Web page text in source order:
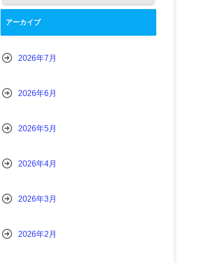
アーカイブ
2026年7月
2026年6月
2026年5月
2026年4月
2026年3月
2026年2月